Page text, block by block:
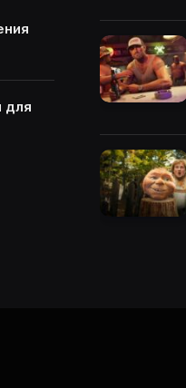
для